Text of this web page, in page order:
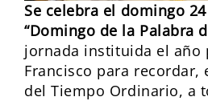
Se celebra el domingo
“Domingo de la Palabra
jornada instituida el año
Francisco para recordar,
del Tiempo Ordinario, a